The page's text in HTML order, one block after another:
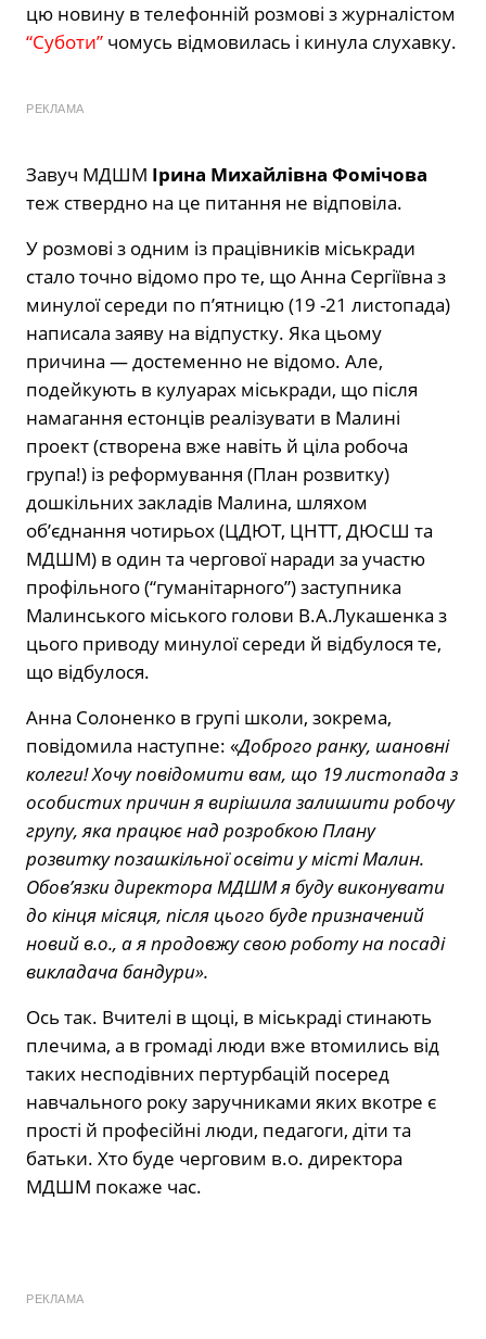
цю новину в телефонній розмові з журналістом
“Суботи” чомусь відмовилась і кинула слухавку.
РЕКЛАМА
Завуч МДШМ Ірина Михайлівна Фомічова
теж ствердно на це питання не відповіла.
У розмові з одним із працівників міськради
стало точно відомо про те, що Анна Сергіївна з
минулої середи по п’ятницю (19 -21 листопада)
написала заяву на відпустку. Яка цьому
причина — достеменно не відомо. Але,
подейкують в кулуарах міськради, що після
намагання естонців реалізувати в Малині
проект (створена вже навіть й ціла робоча
група!) із реформування (План розвитку)
дошкільних закладів Малина, шляхом
об’єднання чотирьох (ЦДЮТ, ЦНТТ, ДЮСШ та
МДШМ) в один та чергової наради за участю
профільного (“гуманітарного”) заступника
Малинського міського голови В.А.Лукашенка з
цього приводу минулої середи й відбулося те,
що відбулося.
Анна Солоненко в групі школи, зокрема,
повідомила наступне: «Доброго ранку, шановні
колеги! Хочу повідомити вам, що 19 листопада з
особистих причин я вирішила залишити робочу
групу, яка працює над розробкою Плану
розвитку позашкільної освіти у місті Малин.
Обов’язки директора МДШМ я буду виконувати
до кінця місяця, після цього буде призначений
новий в.о., а я продовжу свою роботу на посаді
викладача бандури».
Ось так. Вчителі в щоці, в міськраді стинають
плечима, а в громаді люди вже втомились від
таких несподівних пертурбацій посеред
навчального року заручниками яких вкотре є
прості й професійні люди, педагоги, діти та
батьки. Хто буде черговим в.о. директора
МДШМ покаже час.
РЕКЛАМА